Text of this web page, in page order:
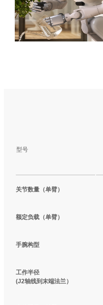
型号
关节数量（单臂）
额定负载（单臂）
手腕构型
工作半径
(J2轴线到末端法兰）